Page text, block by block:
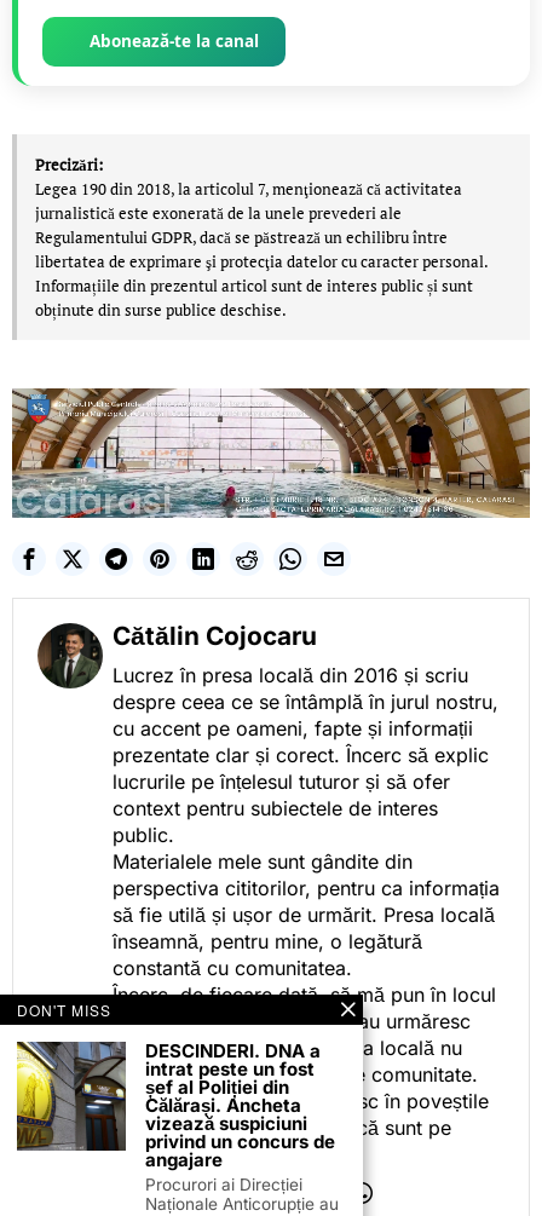
Abonează-te la canal
Precizări:
Legea 190 din 2018, la articolul 7, menţionează că activitatea
jurnalistică este exonerată de la unele prevederi ale
Regulamentului GDPR, dacă se păstrează un echilibru între
libertatea de exprimare şi protecţia datelor cu caracter personal.
Informațiile din prezentul articol sunt de interes public și sunt
obținute din surse publice deschise.
Cătălin Cojocaru
Lucrez în presa locală din 2016 și scriu
despre ceea ce se întâmplă în jurul nostru,
cu accent pe oameni, fapte și informații
prezentate clar și corect. Încerc să explic
lucrurile pe înțelesul tuturor și să ofer
context pentru subiectele de interes
public.
Materialele mele sunt gândite din
perspectiva cititorilor, pentru ca informația
să fie utilă și ușor de urmărit. Presa locală
înseamnă, pentru mine, o legătură
constantă cu comunitatea.
Încerc, de fiecare dată, să mă pun în locul
celor care citesc, privesc sau urmăresc
ceea ce fac. Pentru că presa locală nu
este despre mine, ci despre comunitate.
Iar dacă oamenii se regăsesc în poveștile
pe care le spun, înseamnă că sunt pe
drumul bun.
DON'T MISS
DESCINDERI. DNA a
intrat peste un fost
șef al Poliției din
Călărași. Ancheta
vizează suspiciuni
privind un concurs de
angajare
Procurori ai Direcției
Naționale Anticorupție au